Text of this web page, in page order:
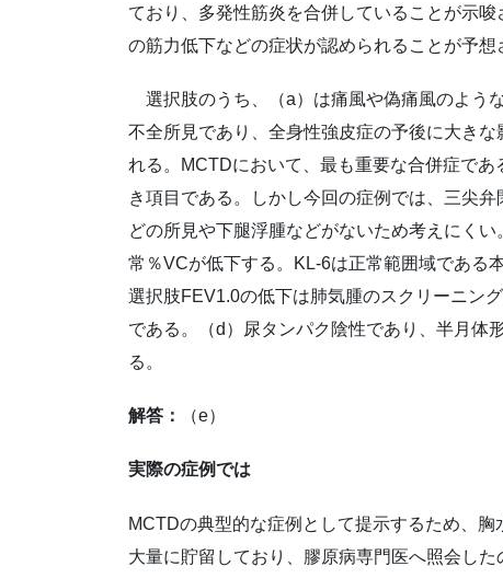
ており、多発性筋炎を合併していることが示
の筋力低下などの症状が認められることが予想
選択肢のうち、（a）は痛風や偽痛風のよう
不全所見であり、全身性強皮症の予後に大き
れる。MCTDにおいて、最も重要な合併症で
き項目である。しかし今回の症例では、三尖
どの所見や下腿浮腫などがないため考えにく
常％VCが低下する。KL-6は正常範囲域である
選択肢FEV1.0の低下は肺気腫のスクリーニン
である。（d）尿タンパク陰性であり、半月体
る。
解答： （e）
実際の症例では
MCTDの典型的な症例として提示するため、
大量に貯留しており、膠原病専門医へ照会し